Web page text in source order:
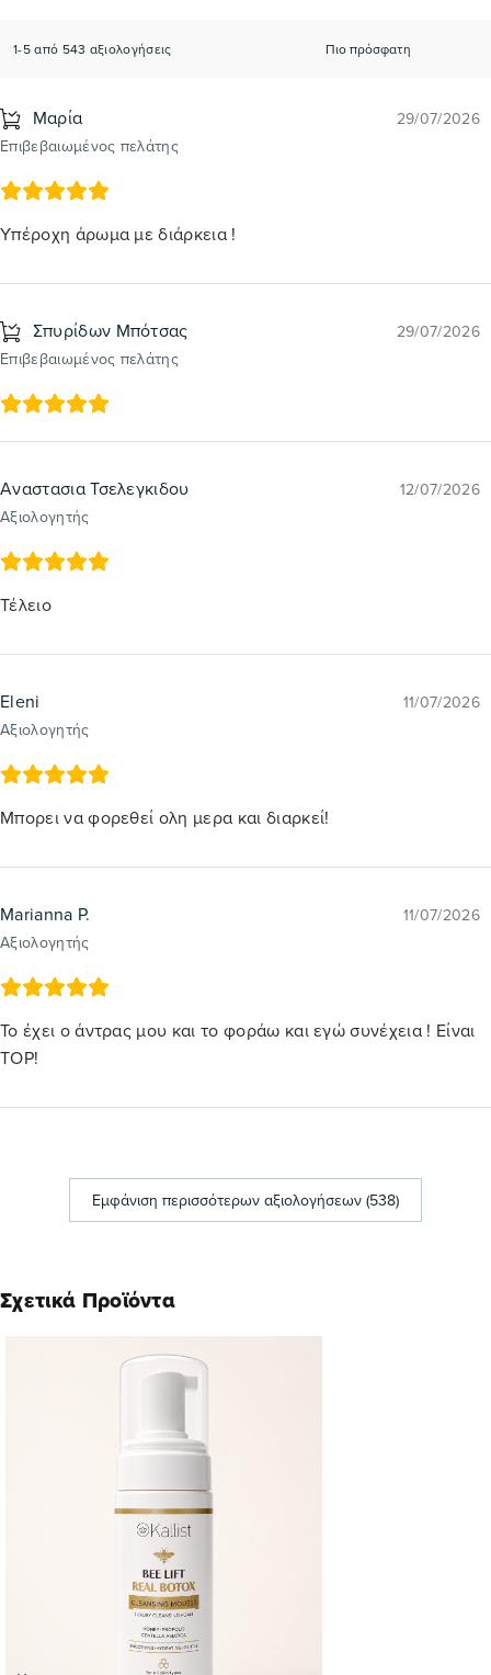
1-5 από 543 αξιολογήσεις
Μαρία
Επιβεβαιωμένος πελάτης
29/07/2026
Υπέροχη άρωμα με διάρκεια !
Σπυρίδων Μπότσας
Επιβεβαιωμένος πελάτης
29/07/2026
Αναστασια Τσελεγκιδου
Αξιολογητής
12/07/2026
Τέλειο
Eleni
Αξιολογητής
11/07/2026
Μπορει να φορεθεί ολη μερα και διαρκεί!
Marianna P.
Αξιολογητής
11/07/2026
Το έχει ο άντρας μου και το φοράω και εγώ συνέχεια ! Είναι
TOP!
Εμφάνιση περισσότερων αξιολογήσεων (538)
Σχετικά Προϊόντα